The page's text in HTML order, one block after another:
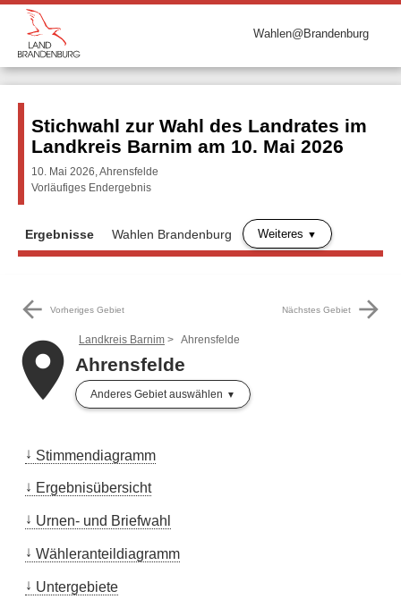
Wahlen@Brandenburg
Stichwahl zur Wahl des Landrates im
Landkreis Barnim am 10. Mai 2026
10. Mai 2026, Ahrensfelde
Vorläufiges Endergebnis
Ergebnisse Wahlen Brandenburg Weiteres
arrow_back Vorheriges Gebiet Nächstes Gebiet arrow_forward
placeLandkreis Barnim Ahrensfelde
Ahrensfelde
Anderes Gebiet auswählen
Stimmendiagramm
Ergebnisübersicht
Urnen- und Briefwahl
Wähleranteildiagramm
Untergebiete